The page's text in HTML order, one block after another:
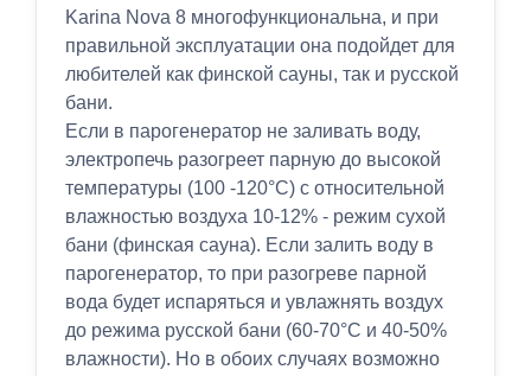
Karina Nova 8 многофункциональна, и при
правильной эксплуатации она подойдет для
любителей как финской сауны, так и русской
бани.
Если в парогенератор не заливать воду,
электропечь разогреет парную до высокой
температуры (100 -120°C) с относительной
влажностью воздуха 10-12% - режим сухой
бани (финская сауна). Если залить воду в
парогенератор, то при разогреве парной
вода будет испаряться и увлажнять воздух
до режима русской бани (60-70°C и 40-50%
влажности). Но в обоих случаях возможно